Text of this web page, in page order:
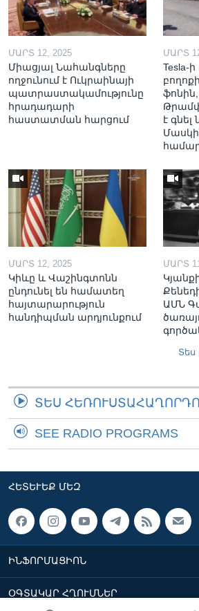
ՄԱՐՏ 12, 2025
Միացյալ Նահանգները
ողջունում է Ուկրաինայի
պատրաստակամությունը
հրադադարի
հաստատման հարցում
ՄԱՐՏ
Tesla-
է գնել
ՄԱՐՏ 12, 2025
Կիևը և Վաշինգտոնն
ընդունել են համատեղ
հայտարարություն
հանդիպման արդյունքում
ՄԱՐՏ
ԱՄՆ
Տես
ՏԵՍ
SEE RADIO PROGRAMS
ՀԵՏԵՒԵՔ ՄԵԶ
ԻՆՖՈՐՄԱՑԻՈՆ
ՕԳՏԱԿԱՐ ՀՂՈՒՄՆԵՐ